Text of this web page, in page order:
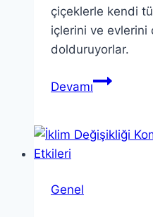
çiçeklerle kendi
içlerini ve evlerini
dolduruyorlar.
DevamıDemet
Doğanın
Genel